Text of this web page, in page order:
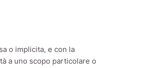
o implicita, e con la
a uno scopo particolare o